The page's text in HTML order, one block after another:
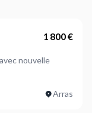
1 800 €
nouvelle
Arras